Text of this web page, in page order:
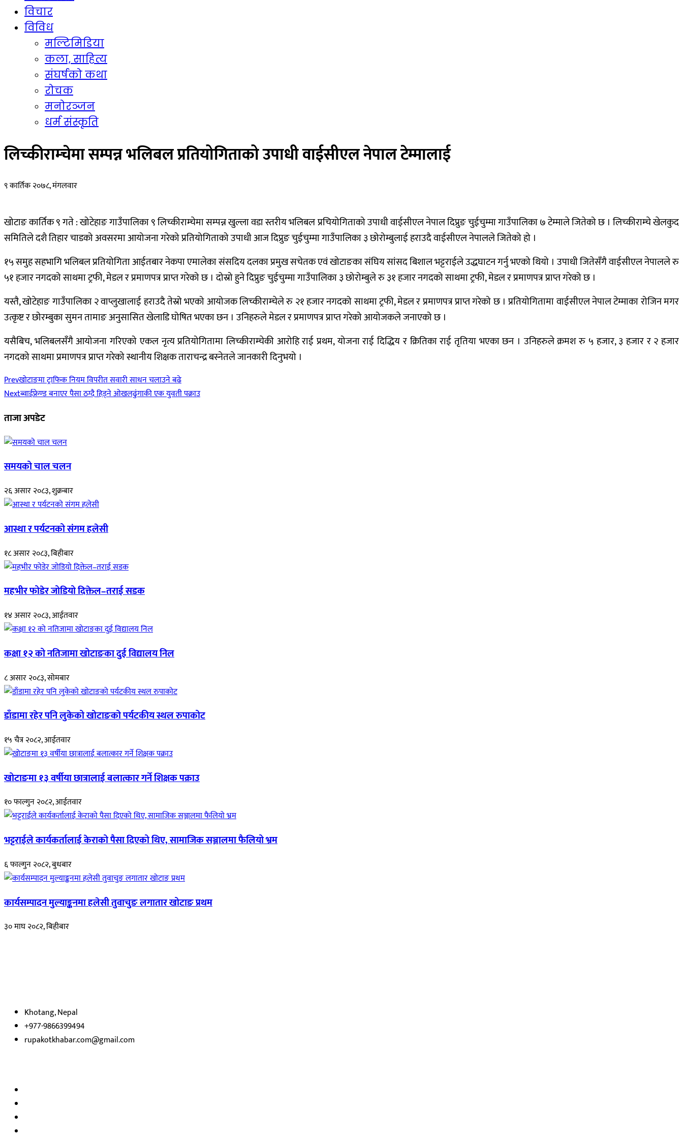
विचार
विविध
मल्टिमिडिया
कला, साहित्य
संघर्षको कथा
रोचक
मनोरञ्जन
धर्म संस्कृति
लिच्कीराम्चेमा सम्पन्न भलिबल प्रतियोगिताको उपाधी वाईसीएल नेपाल टेम्मालाई
९ कार्तिक २०७८, मंगलवार
खोटाङ कार्तिक ९ गते : खोटेहाङ गाउँपालिका ९ लिच्कीराम्चेमा सम्पन्न खुल्ला वडा स्तरीय भलिबल प्रचियोगिताको उपाधी वाईसीएल नेपाल दिप्रुङ चुईचुम्मा गाउँपालिका ७ टेम्माले जितेको छ । लिच्कीराम्चे खेलकुद
समितिले दशै तिहार चाडको अवसरमा आयोजना गरेको प्रतियोगिताको उपाधी आज दिप्रुङ चुईचुम्मा गाउँपालिका ३ छोरोम्बुलाई हराउदै वाईसीएल नेपालले जितेको हो ।
१५ समुह सहभागि भलिबल प्रतियोगिता आईतबार नेकपा एमालेका संसदिय दलका प्रमुख सचेतक एवं खोटाङका संघिय सांसद बिशाल भट्टराईले उद्धघाटन गर्नु भएको थियो । उपाधी जितेसँगै वाईसीएल नेपालले रु
५१ हजार नगदको साथमा ट्रफी, मेडल र प्रमाणपत्र प्राप्त गरेको छ । दोस्रो हुने दिप्रुङ चुईचुम्मा गाउँपालिका ३ छोरोम्बुले रु ३१ हजार नगदको साथमा ट्रफी, मेडल र प्रमाणपत्र प्राप्त गरेको छ ।
यस्तै, खोटेहाङ गाउँपालिका २ वाप्लुखालाई हराउदै तेस्रो भएको आयोजक लिच्कीराम्चेले रु २१ हजार नगदको साथमा ट्रफी, मेडल र प्रमाणपत्र प्राप्त गरेको छ । प्रतियोगितामा वाईसीएल नेपाल टेम्माका रोजिन मगर
उत्कृष्ट र छोरम्बुका सुमन तामाङ अनुसासित खेलाडि घोषित भएका छन । उनिहरुले मेडल र प्रमाणपत्र प्राप्त गरेको आयोजकले जनाएको छ ।
यसैबिच, भलिबलसँगै आयोजना गरिएको एकल नृत्य प्रतियोगितामा लिच्कीराम्चेकी आरोहि राई प्रथम, योजना राई दिद्धिय र क्रितिका राई तृतिया भएका छन । उनिहरुले क्रमश रु ५ हजार, ३ हजार र २ हजार
नगदको साथमा प्रमाणपत्र प्राप्त गरेको स्थानीय शिक्षक ताराचन्द्र बस्नेतले जानकारी दिनुभयो ।
Prevखोटाङमा ट्राफिक नियम विपरीत सवारी साधन चलाउने बढे
Nextब्वाईफ्रेण्ड बनाएर पैसा ठग्दै हिड्ने ओखलढुंगाकी एक युवती पक्राउ
ताजा अपडेट
समयको चाल चलन
२६ असार २०८३, शुक्रबार
आस्था र पर्यटनको संगम हलेसी
१८ असार २०८३, बिहीबार
महभीर फोडेर जोडियो दिक्तेल–तराई सडक
१४ असार २०८३, आईतवार
कक्षा १२ को नतिजामा खोटाङका दुई विद्यालय निल
८ असार २०८३, सोमबार
डाँडामा रहेर पनि लुकेको खोटाङको पर्यटकीय स्थल रुपाकोट
१५ चैत्र २०८२, आईतवार
खोटाङमा १३ वर्षीया छात्रालाई बलात्कार गर्ने शिक्षक पक्राउ
१० फाल्गुन २०८२, आईतवार
भट्टराईले कार्यकर्तालाई केराको पैसा दिएको थिए, सामाजिक सञ्जालमा फैलियो भ्रम
६ फाल्गुन २०८२, बुधबार
कार्यसम्पादन मुल्याङ्कनमा हलेसी तुवाचुङ लगातार खोटाङ प्रथम
३० माघ २०८२, बिहीबार
Khotang, Nepal
+977-9866399494
rupakotkhabar.com@gmail.com